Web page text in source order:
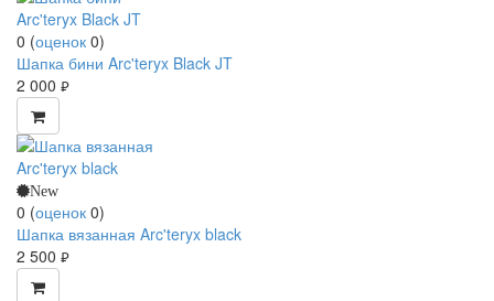
0 (оценок 0)
Шапка бини Arc'teryx Black JT
2 000 руб.
New
0 (оценок 0)
Шапка вязанная Arc'teryx black
2 500 руб.